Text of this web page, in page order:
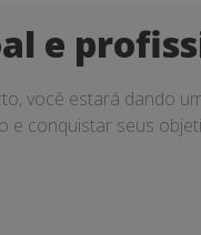
e
você estará dando
conquistar seus